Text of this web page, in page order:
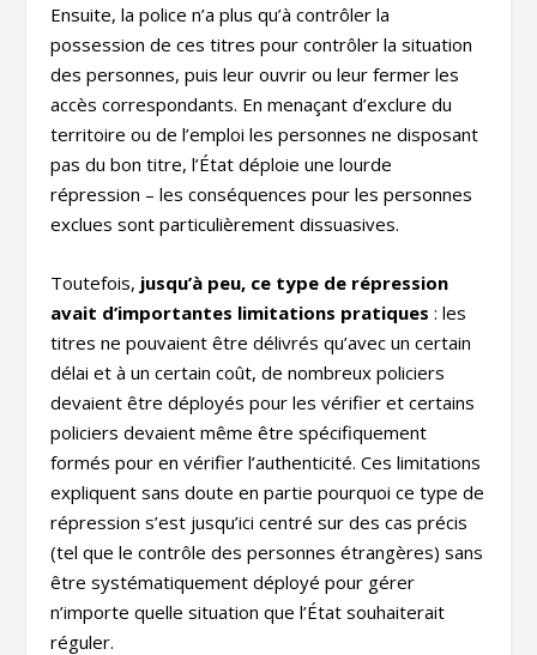
Ensuite, la police n’a plus qu’à contrôler la
possession de ces titres pour contrôler la situation
des personnes, puis leur ouvrir ou leur fermer les
accès correspondants. En menaçant d’exclure du
territoire ou de l’emploi les personnes ne disposant
pas du bon titre, l’État déploie une lourde
répression – les conséquences pour les personnes
exclues sont particulièrement dissuasives.
Toutefois, jusqu’à peu, ce type de répression
avait d’importantes limitations pratiques : les
titres ne pouvaient être délivrés qu’avec un certain
délai et à un certain coût, de nombreux policiers
devaient être déployés pour les vérifier et certains
policiers devaient même être spécifiquement
formés pour en vérifier l’authenticité. Ces limitations
expliquent sans doute en partie pourquoi ce type de
répression s’est jusqu’ici centré sur des cas précis
(tel que le contrôle des personnes étrangères) sans
être systématiquement déployé pour gérer
n’importe quelle situation que l’État souhaiterait
réguler.